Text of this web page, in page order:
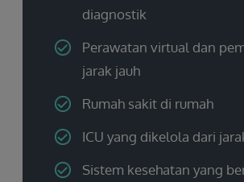
diagnostik
Perawatan virtual dan
jarak jauh
Rumah sakit di rumah
ICU yang dikelola dari
Sistem kesehatan yang